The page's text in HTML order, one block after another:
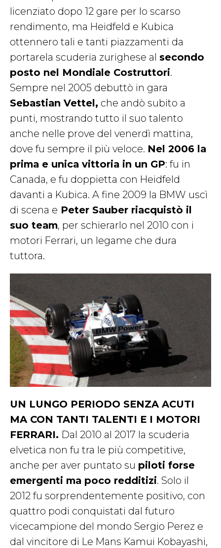
licenziato dopo 12 gare per lo scarso
rendimento, ma Heidfeld e Kubica
ottennero tali e tanti piazzamenti da
portarela scuderia zurighese al secondo
posto nel Mondiale Costruttori.
Sempre nel 2005 debuttò in gara
Sebastian Vettel, che andò subito a
punti, mostrando tutto il suo talento
anche nelle prove del venerdì mattina,
dove fu sempre il più veloce. Nel 2006 la
prima e unica vittoria in un GP: fu in
Canada, e fu doppietta con Heidfeld
davanti a Kubica. A fine 2009 la BMW uscì
di scena e Peter Sauber riacquistò il
suo team, per schierarlo nel 2010 con i
motori Ferrari, un legame che dura
tuttora.
UN LUNGO PERIODO SENZA ACUTI
MA CON TANTI TALENTI E I MOTORI
FERRARI. Dal 2010 al 2017 la scuderia
elvetica non fu tra le più competitive,
anche per aver puntato su piloti forse
emergenti ma poco redditizi. Solo il
2012 fu sorprendentemente positivo, con
quattro podi conquistati dal futuro
vicecampione del mondo Sergio Perez e
dal vincitore di Le Mans Kamui Kobayashi,